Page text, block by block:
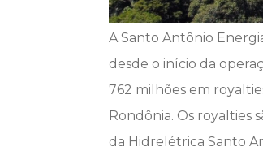
A Santo Antônio
desde o início da
762 milhões em
Rondônia. Os royalties
da Hidrelétrica Santo